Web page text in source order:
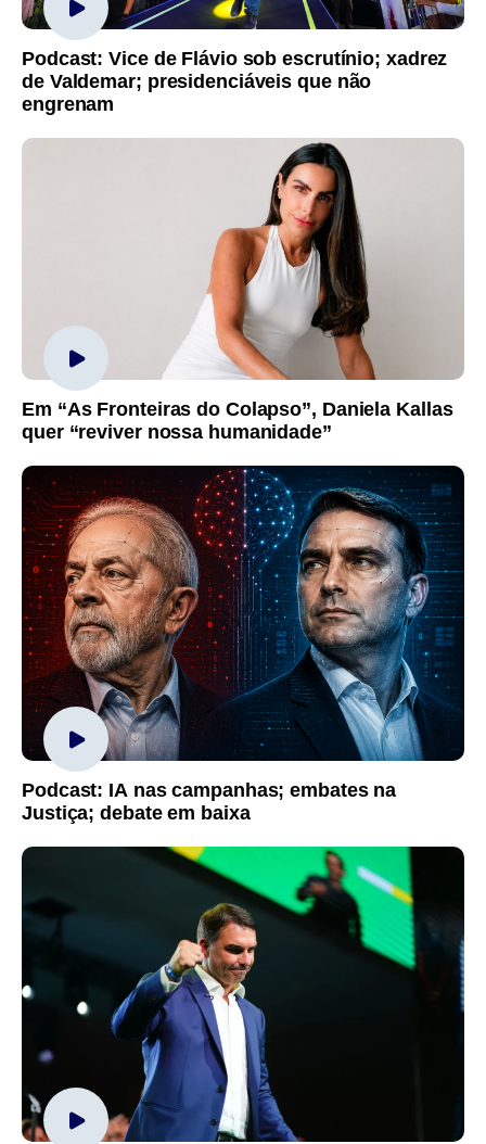
Podcast: Vice de Flávio sob escrutínio; xadrez
de Valdemar; presidenciáveis que não
engrenam
Em “As Fronteiras do Colapso”, Daniela Kallas
quer “reviver nossa humanidade”
Podcast: IA nas campanhas; embates na
Justiça; debate em baixa